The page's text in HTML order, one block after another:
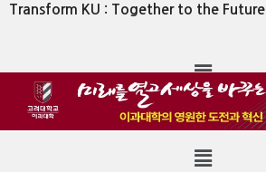
Transform KU : Together to the Future